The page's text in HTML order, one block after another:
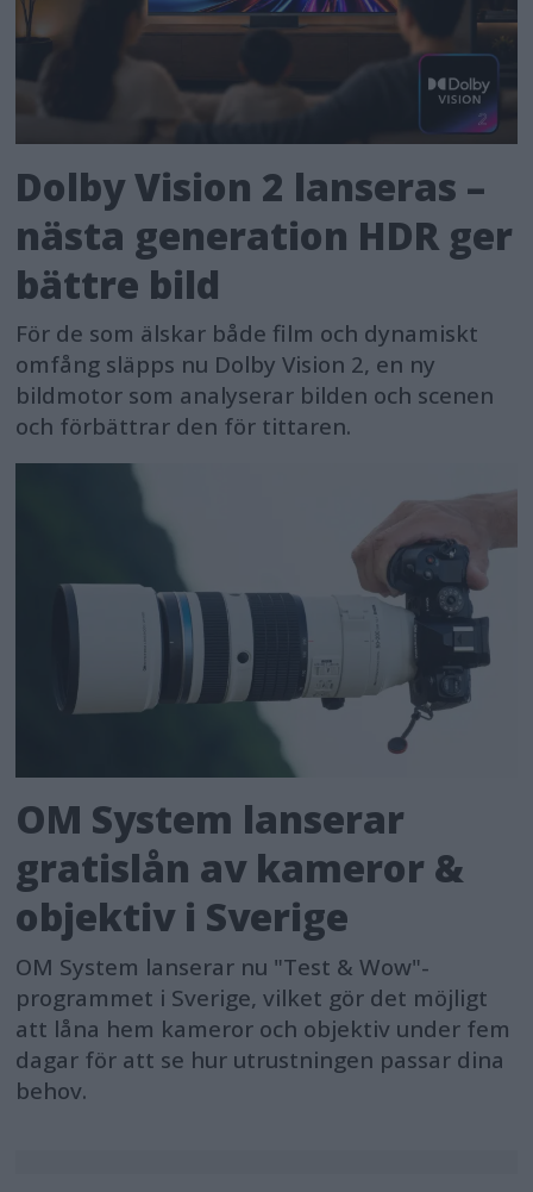
their significant potential harm to
health, safety, fundamental rights,
environment, democracy and the rule
of law). Examples of high-risk AI uses
include critical infrastructure,
education and vocational training,
employment, essential private and
public services (e.g. healthcare,
banking), certain systems in law
enforcement, migration and border
management, justice and democratic
processes (e.g. influencing elections).
Such systems must assess and reduce
risks, maintain use logs, be
transparent and accurate, and ensure
human oversight. Citizens will have a
right to submit complaints about AI
systems and receive explanations
about decisions based on high-risk AI
systems that affect their rights.
Transparency requirements
General-purpose AI (GPAI) systems,
and the GPAI models they are based
on, must meet certain transparency
requirements, including compliance
with EU copyright law and publishing
detailed summaries of the content
Dolby Vision 2 lanseras –
nästa generation HDR ger
bättre bild
För de som älskar både film och dynamiskt
omfång släpps nu Dolby Vision 2, en ny
bildmotor som analyserar bilden och scenen
och förbättrar den för tittaren.
OM System lanserar
gratislån av kameror &
objektiv i Sverige
OM System lanserar nu "Test & Wow"-
programmet i Sverige, vilket gör det möjligt
att låna hem kameror och objektiv under fem
dagar för att se hur utrustningen passar dina
behov.